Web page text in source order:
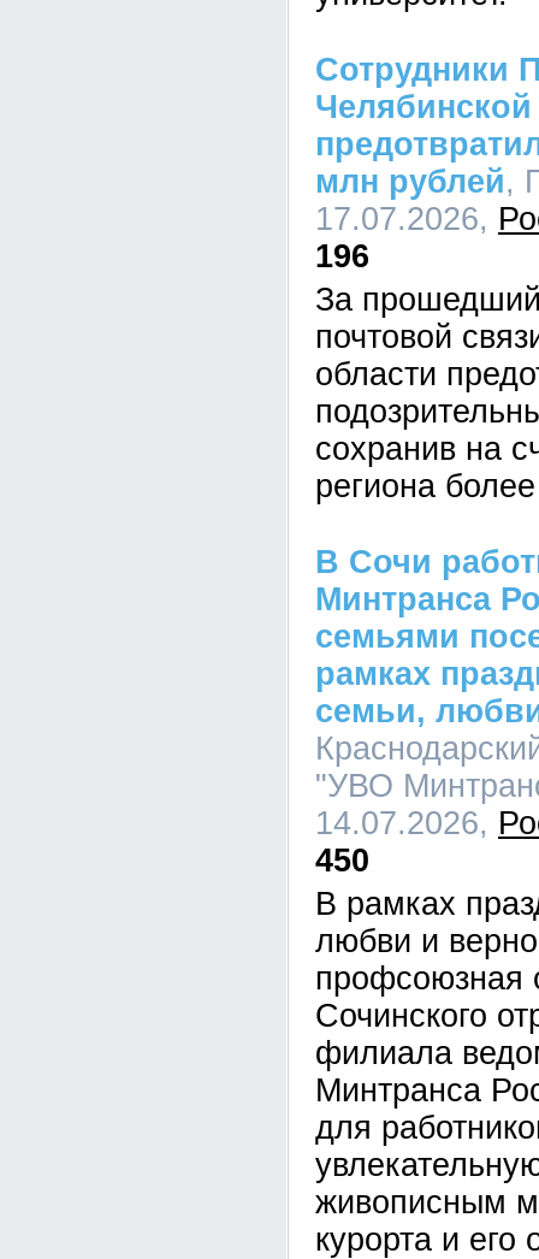
Сотрудники
Челябинской
млн рублей,
17.07.2026,
196
За
почтовой
области
сохранив на
региона
В Сочи
Минтранса
семьями
рамках
семьи,
"УВО
14.07.2026,
450
В рамках
любви и
профсоюзная
Сочинского
филиала
Минтранса
для
живописным
курорта и его